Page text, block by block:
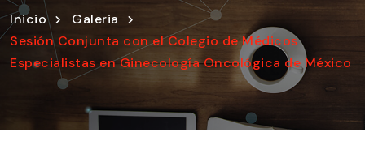
Inicio
Galeria
Sesión Conjunta con el Colegio de Médicos
Especialistas en Ginecología Oncológica de México